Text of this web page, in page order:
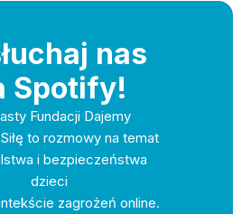
nas
Spotify!
Fundacji Dajemy
to rozmowy na temat
i bezpieczeństwa
dzieci
zagrożeń online.